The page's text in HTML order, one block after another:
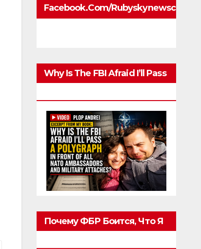
Facebook.com/rubyskynewscom
Why Is The FBI Afraid I’ll Pass
Почему ФБР Боится, Что Я